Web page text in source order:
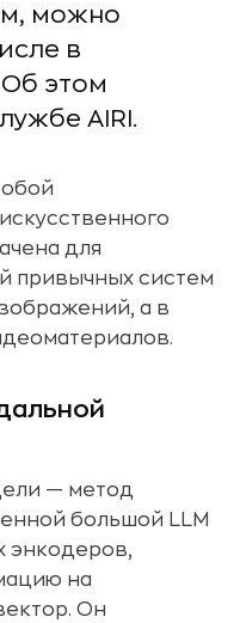
можно
в
этом
AIRI.
для
привычных систем
а в
— метод
большой LLM
энкодеров,
на
Он